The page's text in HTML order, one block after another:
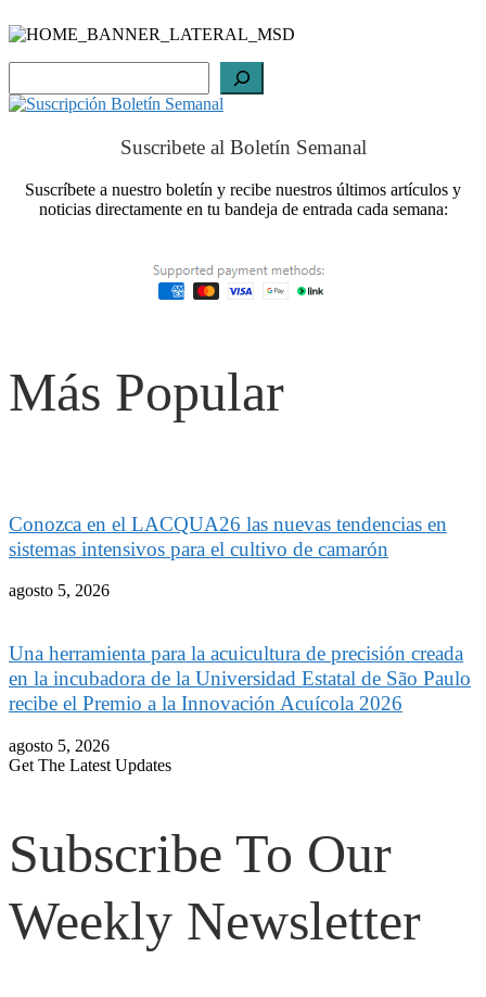
Suscribete al Boletín Semanal
Suscríbete a nuestro boletín y recibe nuestros últimos artículos y
noticias directamente en tu bandeja de entrada cada semana:
Más Popular
Conozca en el LACQUA26 las nuevas tendencias en
sistemas intensivos para el cultivo de camarón
agosto 5, 2026
Una herramienta para la acuicultura de precisión creada
en la incubadora de la Universidad Estatal de São Paulo
recibe el Premio a la Innovación Acuícola 2026
agosto 5, 2026
Get The Latest Updates
Subscribe To Our
Weekly Newsletter